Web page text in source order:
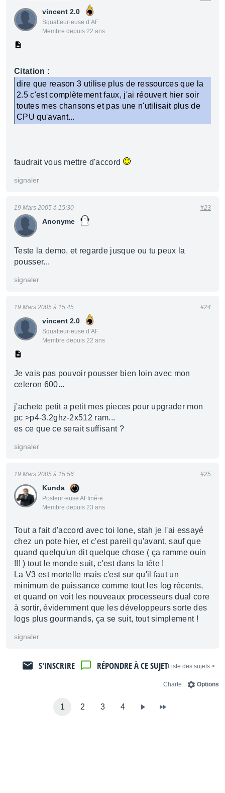
vincent 2.0
Squatteur·euse d’AF
Membre depuis 22 ans
Citation :
dire que reason 3 utilise plus de ressources que la
2.5 c'est complètement faux, j'ai réouvert hier soir
toutes mes chansons et pas une n'utilisait plus de
CPU qu'avant...
faudrait vous mettre d'accord
signaler
Anonyme
19 Mars 2005 à 15:30 #23
Teste la demo, et regarde jusque ou tu peux la
pousser...
signaler
vincent 2.0
Squatteur·euse d’AF
Membre depuis 22 ans
19 Mars 2005 à 15:45 #24
Je vais pas pouvoir pousser bien loin avec mon
celeron 600...
j'achete petit a petit mes pieces pour upgrader mon
pc >p4-3.2ghz-2x512 ram...
es ce que ce serait suffisant ?
signaler
Kunda
Posteur·euse AFfiné·e
Membre depuis 23 ans
19 Mars 2005 à 15:56 #25
Tout a fait d'accord avec toi lone, stah je l'ai essayé
chez un pote hier, et c'est pareil qu'avant, sauf que
quand quelqu'un dit quelque chose ( ça ramme ouin
!!! ) tout le monde suit, c'est dans la tête !
La V3 est mortelle mais c'est sur qu'il faut un
minimum de puissance comme tout les log récents,
et quand on voit les nouveaux processeurs dual core
à sortir, évidemment que les développeurs sorte des
logs plus gourmands, ça se suit, tout simplement !
signaler
< Liste des sujets
RÉPONDRE À CE SUJET
S'INSCRIRE
Options
Charte
1 2 3 4